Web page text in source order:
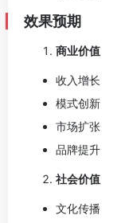
效果预期
商业价值
收入增长
模式创新
市场扩张
品牌提升
社会价值
文化传播